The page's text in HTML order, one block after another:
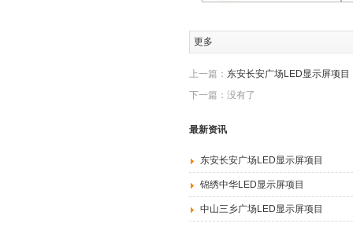
更多
上一篇： 东安长安广场LED显示屏项目
下一篇：没有了
最新资讯
东安长安广场LED显示屏项目
锦绣中华LED显示屏项目
中山三乡广场LED显示屏项目